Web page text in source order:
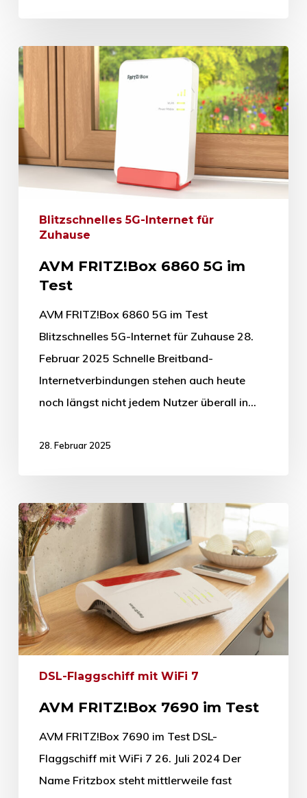
Blitzschnelles 5G-Internet für
Zuhause
AVM FRITZ!Box 6860 5G im
Test
AVM FRITZ!Box 6860 5G im Test
Blitzschnelles 5G-Internet für Zuhause 28.
Februar 2025 Schnelle Breitband-
Internetverbindungen stehen auch heute
noch längst nicht jedem Nutzer überall in…
28. Februar 2025
DSL-Flaggschiff mit WiFi 7
AVM FRITZ!Box 7690 im Test
AVM FRITZ!Box 7690 im Test DSL-
Flaggschiff mit WiFi 7 26. Juli 2024 Der
Name Fritzbox steht mittlerweile fast